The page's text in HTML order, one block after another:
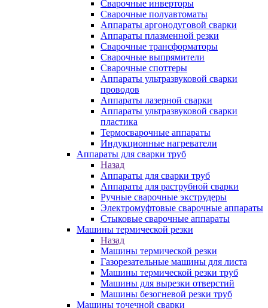
Сварочные инверторы
Сварочные полуавтоматы
Аппараты аргонодуговой сварки
Аппараты плазменной резки
Сварочные трансформаторы
Сварочные выпрямители
Сварочные споттеры
Аппараты ультразвуковой сварки
проводов
Аппараты лазерной сварки
Аппараты ультразвуковой сварки
пластика
Термосварочные аппараты
Индукционные нагреватели
Аппараты для сварки труб
Назад
Аппараты для сварки труб
Аппараты для раструбной сварки
Ручные сварочные экструдеры
Электромуфтовые сварочные аппараты
Стыковые сварочные аппараты
Машины термической резки
Назад
Машины термической резки
Газорезательные машины для листа
Машины термической резки труб
Машины для вырезки отверстий
Машины безогневой резки труб
Машины точечной сварки